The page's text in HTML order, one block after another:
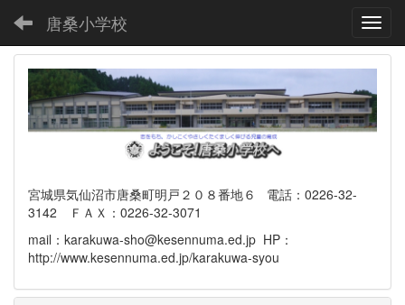
唐桑小学校
宮城県気仙沼市唐桑町明戸２０８番地６ 電話：0226-32-
3142 ＦＡＸ：0226-32-3071
mail：karakuwa-sho@kesennuma.ed.jp HP：
http://www.kesennuma.ed.jp/karakuwa-syou